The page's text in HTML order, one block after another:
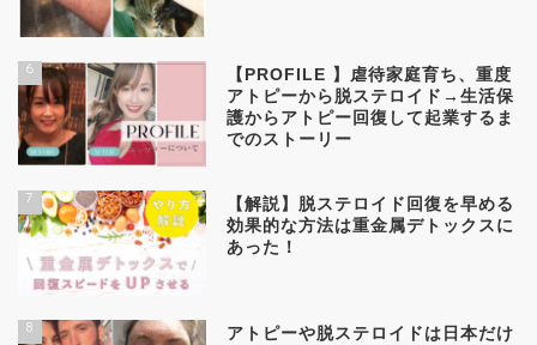
6
【PROFILE 】虐待家庭育ち、重度
アトピーから脱ステロイド→生活保
護からアトピー回復して起業するま
でのストーリー
7
【解説】脱ステロイド回復を早める
効果的な方法は重金属デトックスに
あった！
8
アトピーや脱ステロイドは日本だけ